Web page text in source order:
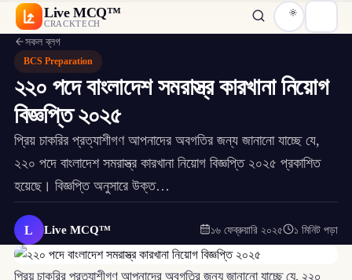
Live MCQ™
CRACKTECH
সকল ব্লগ
BCS Preparation
২২০ পদে বাংলাদেশ সমরাস্ত্র কারখানা নিয়োগ
বিজ্ঞপ্তি ২০২৫
প্রিয় চাকরির প্রত্যাশীগণ আপনাদের অবগতির জন্য জানানো যাচ্ছে যে,
২২০ পদে বাংলাদেশ সমরাস্ত্র কারখানা নিয়োগ বিজ্ঞপ্তি ২০২৫ প্রকাশিত
হয়েছে। বিজ্ঞপ্তি অনুসারে উক্ত…
L Live MCQ™ ১৬ ফেব্রুয়ারি ২০২৫ ১ মিনিট পড়া
প্রিয় চাকরির প্রত্যাশীগণ আপনাদের অবগতির জন্য জানানো যাচ্ছে যে, ২২০